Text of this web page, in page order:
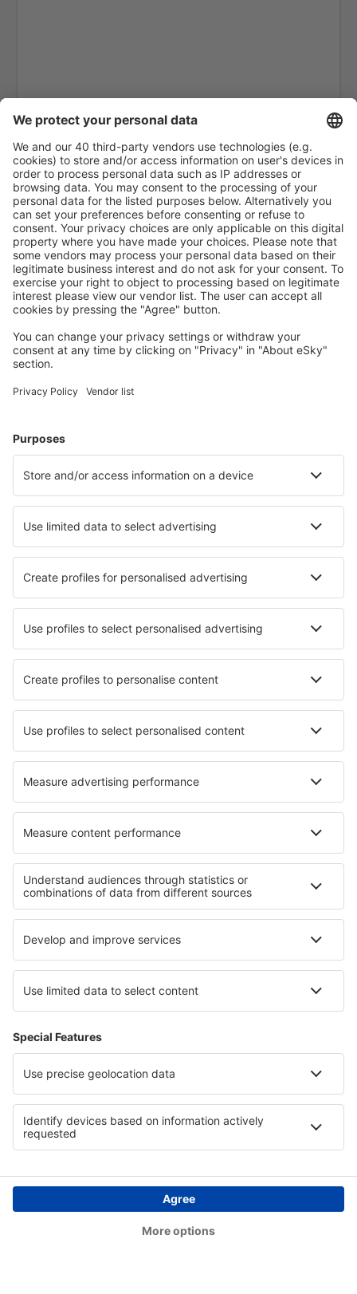
Glasgow
Gloucestershire Airport (GLO)
Guernsey Airport (GCI)
London
Humberside Airport (HUY)
Inverness Airport (INV)
Islay Glenegedale (ILY)
Liverpool John Lennon (LPL)
Oxford Kidlington (OXF)
Lands End Airport (LEQ)
London
London
London
Manchester Airport (MAN)
Newquay Cornwall (NQY)
North Ronaldsay (NRL)
Norwich Intl Airport (NWI)
Nottingham Airport (NQT)
Papa Westray (PPW)
Hubschrauberlandeplatz Penzance (PZE)
Southampton Intl Airport (SOU)
Isles of Scilly St Mary's (ISC)
London
Lerwick
Swansea Airport (SWS)
Teesside (MME)
Lerwick
Tiree Balemartine (TRE)
Westray (WRY)